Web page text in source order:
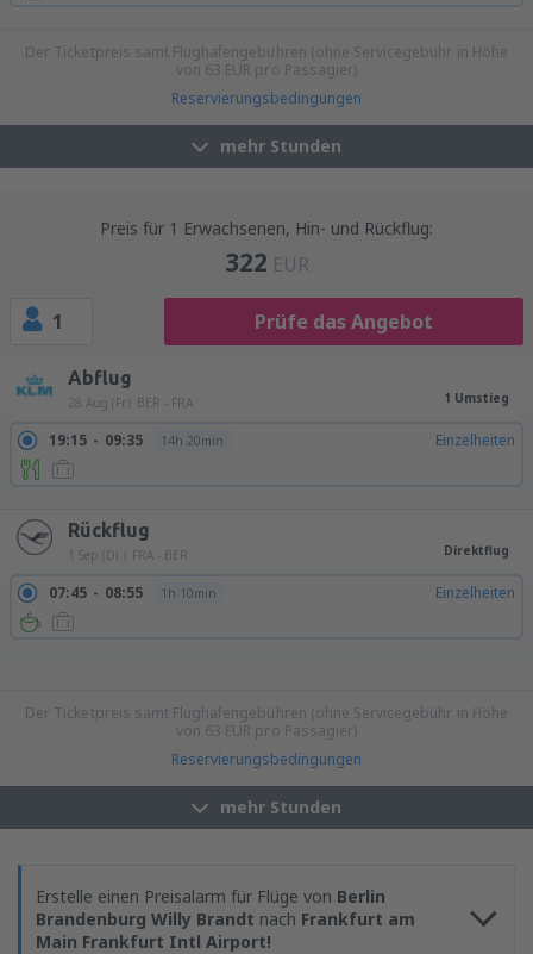
Der Ticketpreis samt Flughafengebühren (ohne Servicegebühr in Höhe
von 63 EUR pro Passagier)
Reservierungsbedingungen
mehr Stunden
Preis für 1 Erwachsenen, Hin- und Rückflug:
322 EUR
1 Prüfe das Angebot
Abflug
28 Aug (Fr.) BER - FRA 1 Umstieg
19:15 09:35 14h 20min Einzelheiten
Rückflug
1 Sep (Di.) FRA - BER Direktflug
07:45 08:55 1h 10min Einzelheiten
Der Ticketpreis samt Flughafengebühren (ohne Servicegebühr in Höhe
von 63 EUR pro Passagier)
Reservierungsbedingungen
mehr Stunden
Erstelle einen Preisalarm für Flüge von Berlin
Brandenburg Willy Brandt nach Frankfurt am
Main Frankfurt Intl Airport!